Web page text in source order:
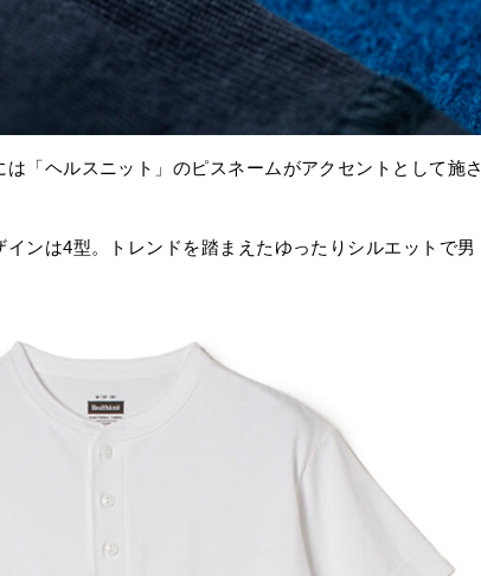
「ヘルスニット」のピスネームがアクセントとして施さ
ンは4型。トレンドを踏まえたゆったりシルエットで男